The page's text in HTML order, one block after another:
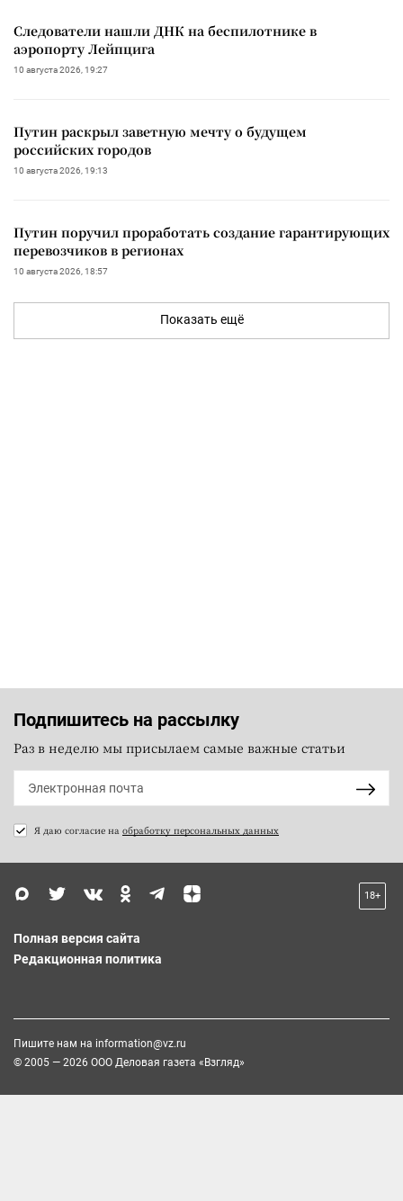
Следователи нашли ДНК на беспилотнике в
аэропорту Лейпцига
10 августа 2026, 19:27
Путин раскрыл заветную мечту о будущем
российских городов
10 августа 2026, 19:13
Путин поручил проработать создание гарантирующих
перевозчиков в регионах
10 августа 2026, 18:57
Показать ещё
Подпишитесь на рассылку
Раз в неделю мы присылаем самые важные статьи
Я даю согласие на обработку персональных данных
18+
Полная версия сайта
Редакционная политика
Пишите нам на information@vz.ru
© 2005 — 2026 ООО Деловая газета «Взгляд»